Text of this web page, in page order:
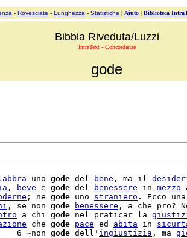
- Rovesciate - Lunghezza - Statistiche | Aiuto | Biblioteca
Bibbia Riveduta/Luzzi
IntraText - Concordanze
gode
uno gode del bene , ma il
, beve e gode del benessere in mezzo
; ne gode uno straniero . Ecco una
, se non gode benessere , a che pro?
a chi gode nel praticar la
che gode pace ed abita in
~non gode dell' ingiustizia , ma